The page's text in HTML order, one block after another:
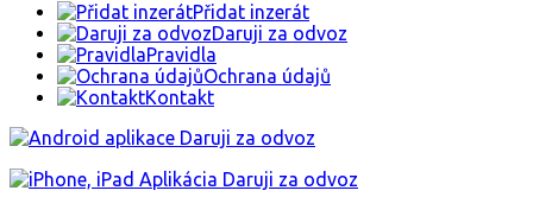
Přidat inzerát
Daruji za odvoz
Pravidla
Ochrana údajů
Kontakt